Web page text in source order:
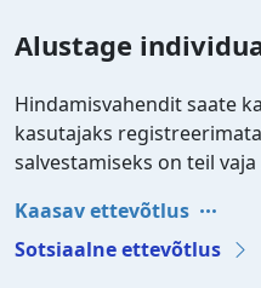
Alustage
Hindamisvahendit saate
kasutajaks
salvestamiseks on teil
Kaasav ettevõtlus
Sotsiaalne ettevõtlus